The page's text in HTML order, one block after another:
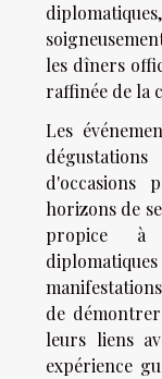
les dîners
raffinée de la
Les
d'occasions
horizons de
propice à
de
leurs liens
expérience